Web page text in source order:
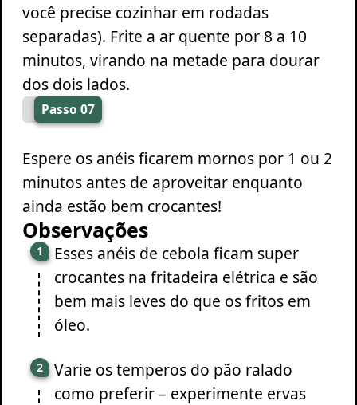
você precise cozinhar em rodadas
separadas). Frite a ar quente por 8 a 10
minutos, virando na metade para dourar
dos dois lados.
Passo 07
Espere os anéis ficarem mornos por 1 ou 2
minutos antes de aproveitar enquanto
ainda estão bem crocantes!
Observações
Esses anéis de cebola ficam super
crocantes na fritadeira elétrica e são
bem mais leves do que os fritos em
óleo.
Varie os temperos do pão ralado
como preferir – experimente ervas